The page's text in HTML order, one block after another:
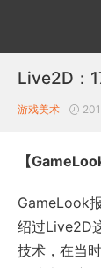
Live2D：
游戏美术
【
GameLook
绍过Live2D
技术，在当